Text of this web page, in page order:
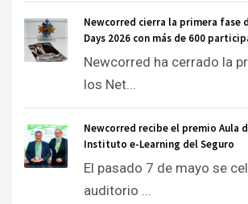
Newcorred cierra la primera fase
Days 2026 con más de 600
Newcorred ha cerrado la
los Net...
Newcorred recibe el premio Aula
Instituto e-Learning del Seguro
El pasado 7 de mayo se
auditorio ...